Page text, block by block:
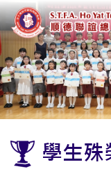
學生殊